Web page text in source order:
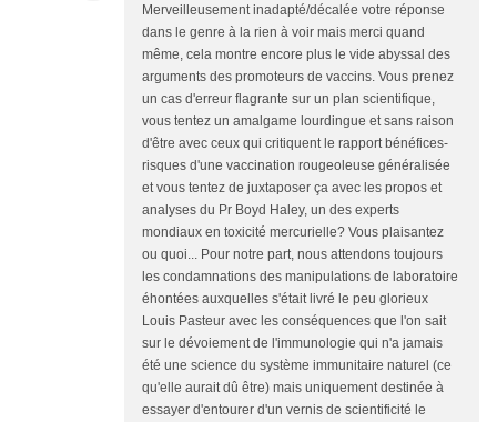
Merveilleusement inadapté/décalée votre réponse
dans le genre à la rien à voir mais merci quand
même, cela montre encore plus le vide abyssal des
arguments des promoteurs de vaccins. Vous prenez
un cas d'erreur flagrante sur un plan scientifique,
vous tentez un amalgame lourdingue et sans raison
d'être avec ceux qui critiquent le rapport bénéfices-
risques d'une vaccination rougeoleuse généralisée
et vous tentez de juxtaposer ça avec les propos et
analyses du Pr Boyd Haley, un des experts
mondiaux en toxicité mercurielle? Vous plaisantez
ou quoi... Pour notre part, nous attendons toujours
les condamnations des manipulations de laboratoire
éhontées auxquelles s'était livré le peu glorieux
Louis Pasteur avec les conséquences que l'on sait
sur le dévoiement de l'immunologie qui n'a jamais
été une science du système immunitaire naturel (ce
qu'elle aurait dû être) mais uniquement destinée à
essayer d'entourer d'un vernis de scientificité le